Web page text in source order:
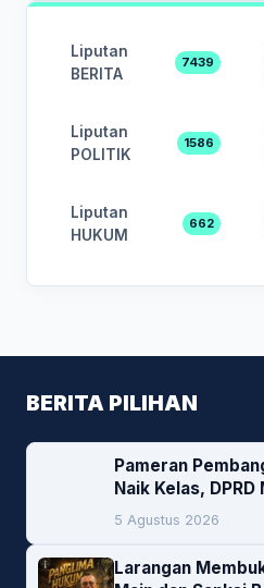
Liputan
BERITA
7439
Liputan
POLITIK
1586
Liputan
HUKUM
662
BERITA PILIHAN
Pameran
Naik Kelas,
Lokal Jadi Prioritas
5 Agustus 2026
Larangan